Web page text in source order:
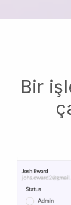
Bir